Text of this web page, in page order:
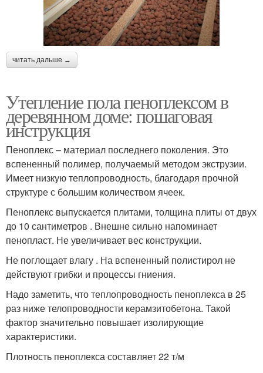
читать дальше →
Утепление пола пеноплексом в
деревянном доме: пошаговая
инструкция
Пеноплекс – материал последнего поколения. Это
вспененный полимер, получаемый методом экструзии.
Имеет низкую теплопроводность, благодаря прочной
структуре с большим количеством ячеек.
Пеноплекс выпускается плитами, толщина плиты от двух
до 10 сантиметров . Внешне сильно напоминает
пенопласт. Не увеличивает вес конструкции.
Не поглощает влагу . На вспененный полистирол не
действуют грибки и процессы гниения.
Надо заметить, что теплопроводность пеноплекса в 25
раз ниже телопроводности керамзитобетона. Такой
фактор значительно повышает изолирующие
характеристики.
Плотность пеноплекса составляет 22 т/м